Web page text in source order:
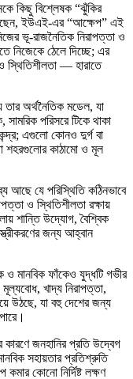
কিছু বিশ্লেষক “ঝুঁকির
ইউএই‑এর “আক্ষেপ” এই
ভূ‑রাজনৈতিক নিরাপত্তা ও
নিজেকে ঠেলে দিচ্ছে; এর
স্থিতিশীলতা — হারাতে
অর্থনৈতিক মডেল, যা
সামরিক পরিসরে টিকে থাকা
এগুলো কোনও দুর্গ বা
শহরগুলোর কাঠামো ও মূল
আছে যে পরিস্থিতি কঠিনভাবে
ও স্থিতিশীলতা রক্ষায়
শান্তি উদ্যোগ, বৈশ্বিক
জন্য আহ্বান
ও মানবিক ফাঁকেও যুদ্ধটি গভীর
খাদ্য নিরাপত্তা,
উঠছে, যা বহু দেশের জন্য
জনহানির প্রতি উদ্বেগ
সহায়তার প্রতিশ্রুতি
কোনো নির্দিষ্ট লক্ষণ